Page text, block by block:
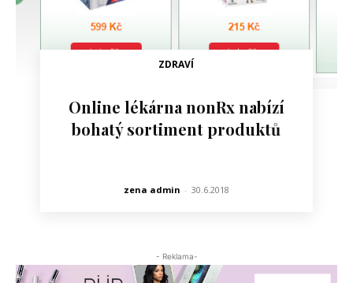
ZDRAVÍ
Online lékárna nonRx nabízí
bohatý sortiment produktů
zena admin - 30.6.2018
- Reklama-